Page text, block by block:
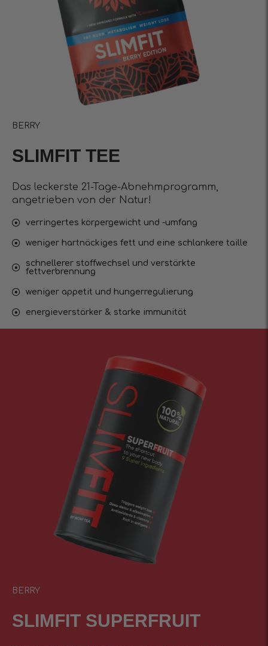
BERRY
SLIMFIT TEE
Das leckerste 21-Tage-Abnehmprogramm,
angetrieben von der Natur!
verringertes körpergewicht und -umfang
weniger hartnäckiges fett und eine schlankere taille
schnellerer stoffwechsel und verstärkte
fettverbrennung
weniger appetit und hungerregulierung
energieverstärker & starke immunität
BERRY
SLIMFIT SUPERFRUIT